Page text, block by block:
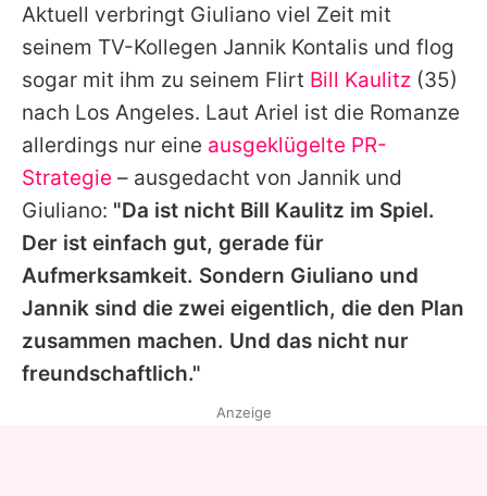
Aktuell verbringt Giuliano viel Zeit mit
seinem TV-Kollegen Jannik Kontalis und flog
sogar mit ihm zu seinem Flirt Bill Kaulitz (35)
nach Los Angeles. Laut Ariel ist die Romanze
allerdings nur eine ausgeklügelte PR-
Strategie – ausgedacht von Jannik und
Giuliano: "Da ist nicht Bill Kaulitz im Spiel.
Der ist einfach gut, gerade für
Aufmerksamkeit. Sondern Giuliano und
Jannik sind die zwei eigentlich, die den Plan
zusammen machen. Und das nicht nur
freundschaftlich."
Anzeige